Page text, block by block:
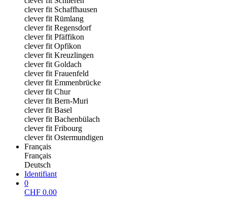
clever fit Schaffhausen
clever fit Rümlang
clever fit Regensdorf
clever fit Pfäffikon
clever fit Opfikon
clever fit Kreuzlingen
clever fit Goldach
clever fit Frauenfeld
clever fit Emmenbrücke
clever fit Chur
clever fit Bern-Muri
clever fit Basel
clever fit Bachenbülach
clever fit Fribourg
clever fit Ostermundigen
Français
Français
Deutsch
Identifiant
0
CHF 0.00